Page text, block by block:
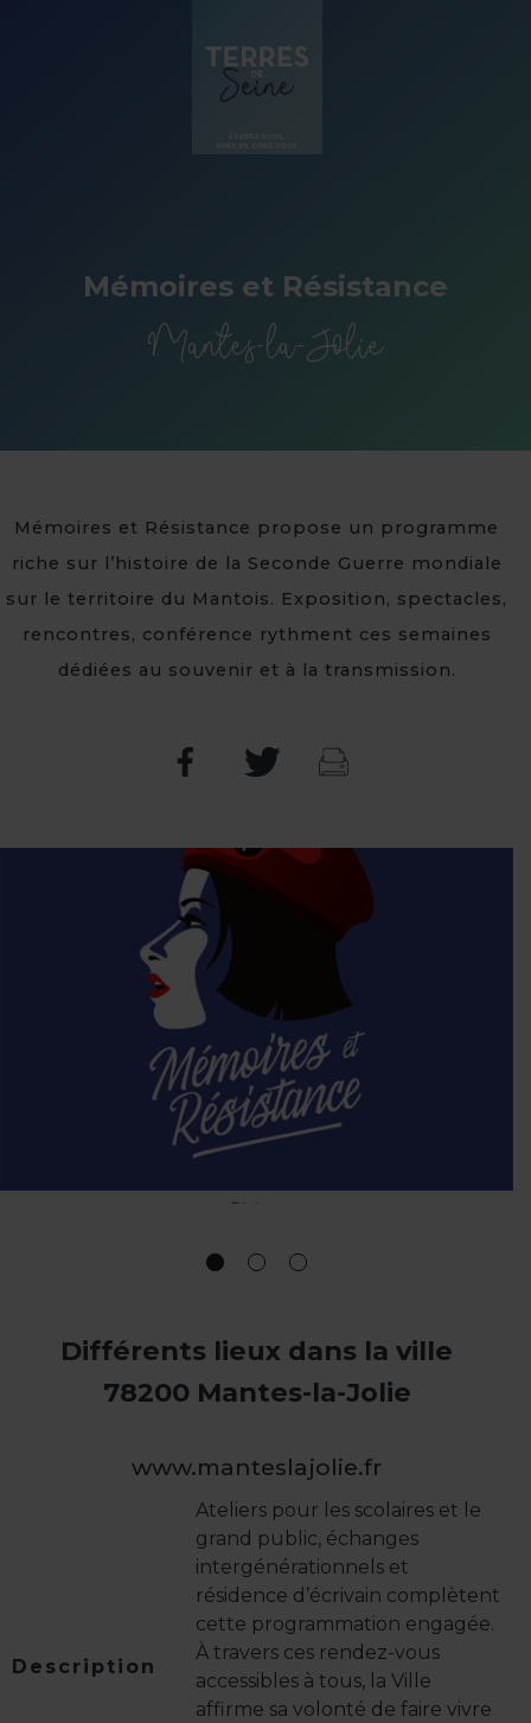
Mémoires et Résistance
Mantes-la-Jolie
Mémoires et Résistance propose un programme
riche sur l’histoire de la Seconde Guerre mondiale
sur le territoire du Mantois. Exposition, spectacles,
rencontres, conférence rythment ces semaines
dédiées au souvenir et à la transmission.
Différents lieux dans la ville
78200 Mantes-la-Jolie
www.manteslajolie.fr
Description
Ateliers pour les scolaires et le
grand public, échanges
intergénérationnels et
résidence d’écrivain complètent
cette programmation engagée.
À travers ces rendez-vous
accessibles à tous, la Ville
affirme sa volonté de faire vivre